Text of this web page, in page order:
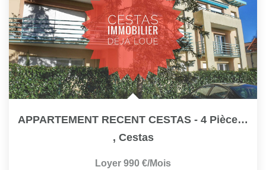
APPARTEMENT RECENT CESTAS - 4 Pièce(s) - 94 M2 Ref 2255
, Cestas
Loyer 990 €/mois